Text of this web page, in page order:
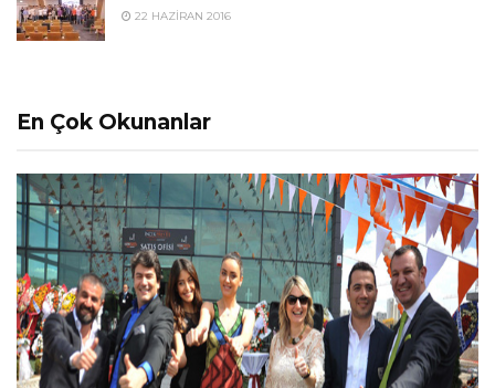
22 HAZIRAN 2016
En Çok Okunanlar